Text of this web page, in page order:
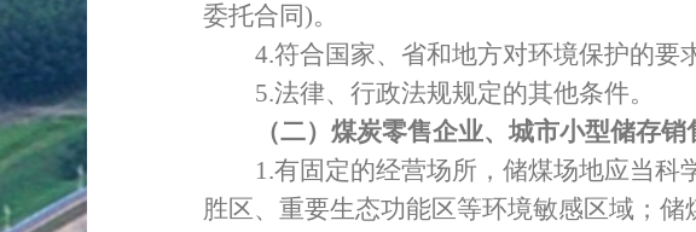
委托合同 )。
4.符合国家、省和地方对环境保护的要
5.法律、行政法规规定的其他条件。
（二）煤炭零售企业、城市小型储存销
1.有固定的经营场所， 储煤场地应当科
胜区、重要生态功能区等环境敏感区域；